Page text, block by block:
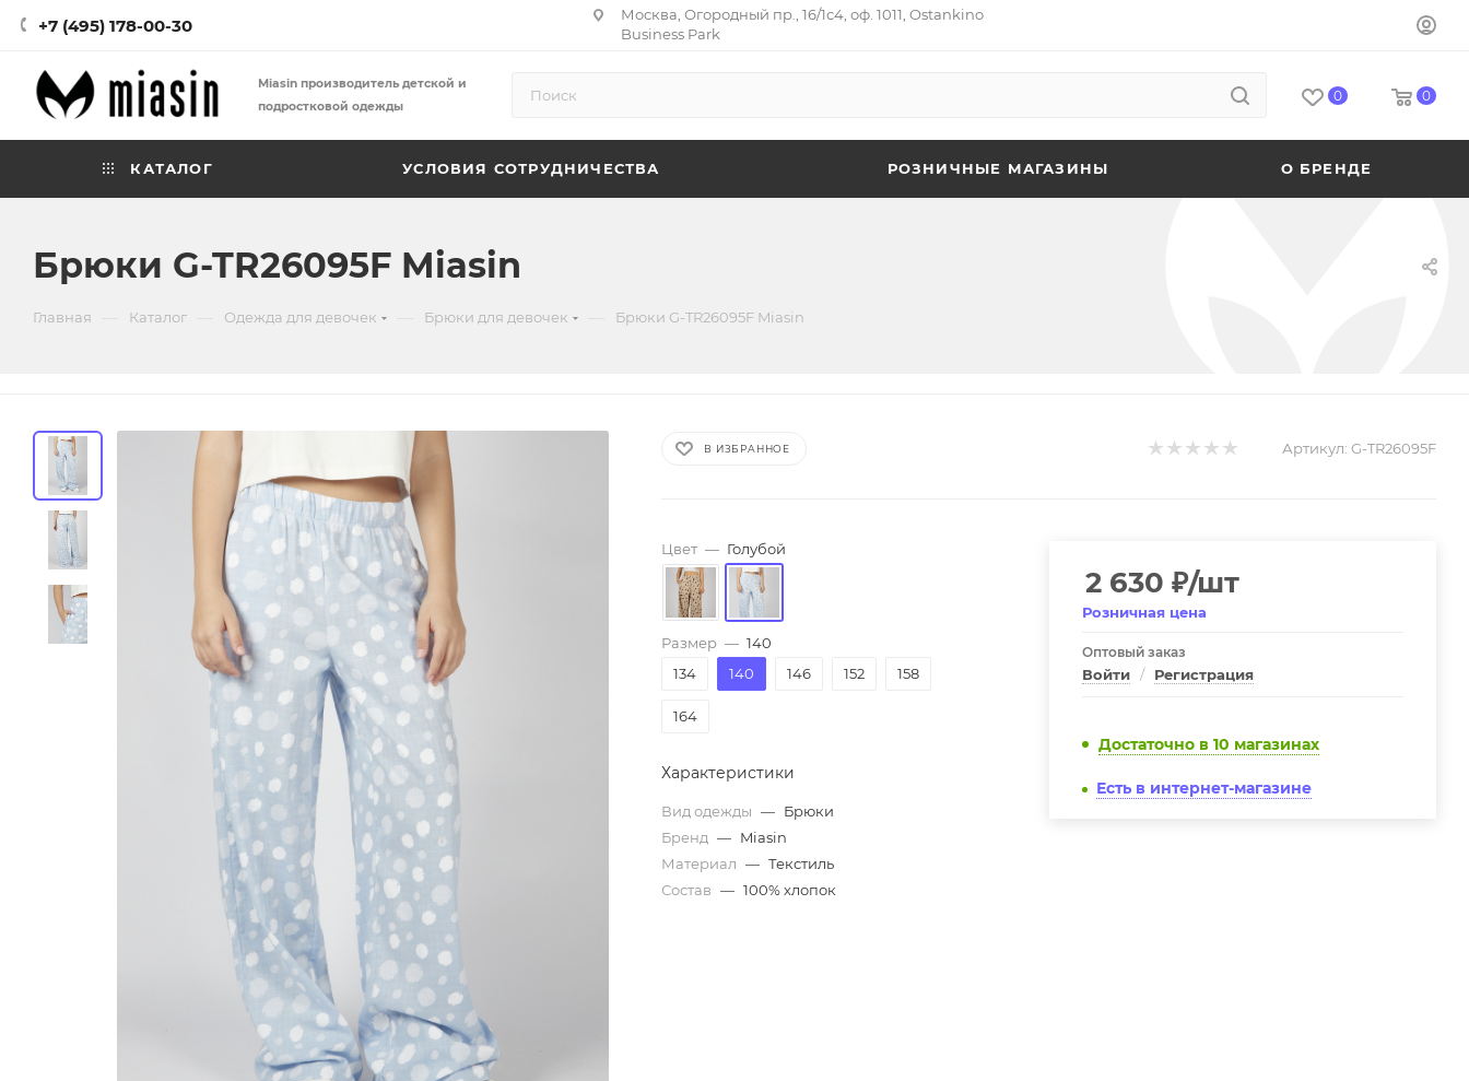
+7 (495) 178-00-30
Москва, Огородный пр., 16/1с4, оф. 1011, Ostankino
Business Park
Miasin производитель детской и
подростковой одежды
0 0
КАТАЛОГ УСЛОВИЯ СОТРУДНИЧЕСТВА РОЗНИЧНЫЕ МАГАЗИНЫ О БРЕНДЕ
Брюки G-TR26095F Miasin
Главная Каталог Одежда для девочек Брюки для девочек Брюки G-TR26095F Miasin
В ИЗБРАННОЕ Артикул: G-TR26095F
Цвет — Голубой
Размер — 140
134
140 146 152 158
164
Характеристики
Вид одежды — Брюки
Бренд — Miasin
Материал — Текстиль
Состав — 100% хлопок
2 630 ₽/шт
Розничная цена
Оптовый заказ
Войти / Регистрация
Достаточно в 10 магазинах
Есть в интернет-магазине